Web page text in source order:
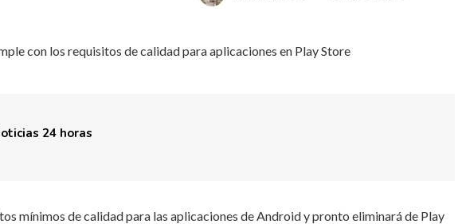
24 horas
mínimos de calidad para las aplicaciones de Android y pronto eliminará de Play